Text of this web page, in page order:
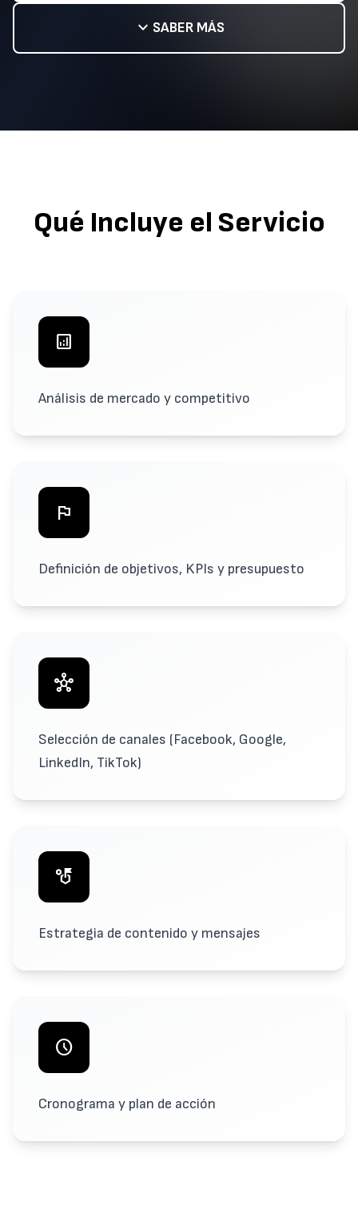
expand_more SABER MÁS
Qué Incluye el Servicio
analytics
Análisis de mercado y competitivo
flag
Definición de objetivos, KPIs y presupuesto
hub
Selección de canales (Facebook, Google,
LinkedIn, TikTok)
strategy
Estrategia de contenido y mensajes
schedule
Cronograma y plan de acción